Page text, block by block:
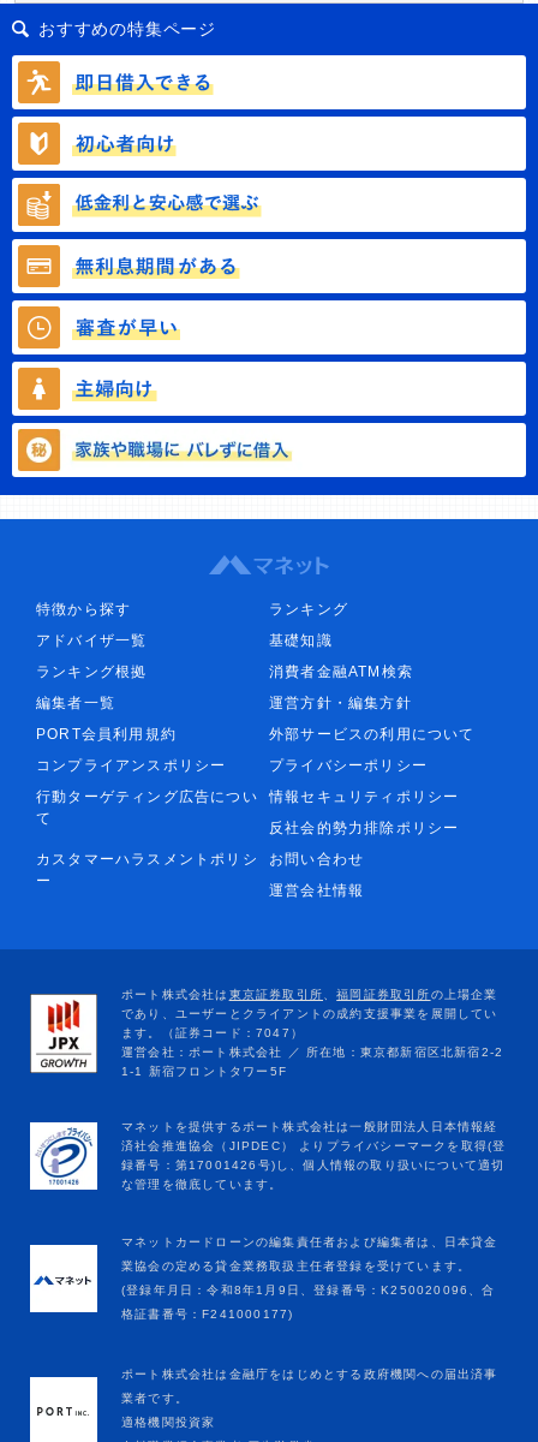
おすすめの特集ページ
特徴から探す
ランキング
アドバイザ一覧
基礎知識
ランキング根拠
消費者金融ATM検索
編集者一覧
運営方針・編集方針
PORT会員利用規約
外部サービスの利用について
コンプライアンスポリシー
プライバシーポリシー
行動ターゲティング広告につい
て
情報セキュリティポリシー
反社会的勢力排除ポリシー
カスタマーハラスメントポリシ
ー
お問い合わせ
運営会社情報
マネットカードローンの編集責任者および編集者は、日本貸金
業協会の定める貸金業務取扱主任者登録を受けています。
(登録年月日：令和8年1月9日、登録番号：K250020096、合
格証書番号：F241000177)
ポート株式会社は金融庁をはじめとする政府機関への届出済事
業者です。
適格機関投資家